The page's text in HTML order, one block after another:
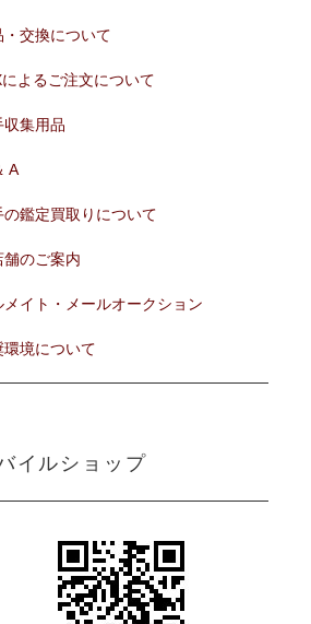
・交換について
によるご注文について
収集用品
A
の鑑定買取りについて
舗のご案内
メイト・メールオークション
環境について
イルショップ